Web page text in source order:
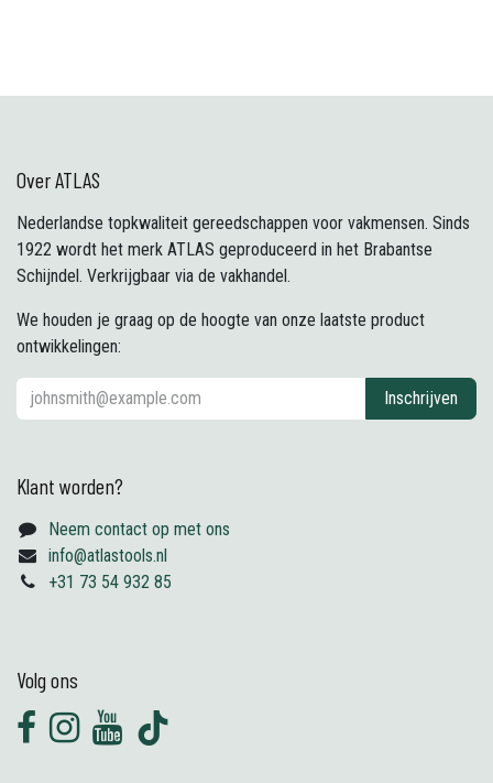
Over ATLAS
Nederlandse topkwaliteit gereedschappen voor vakmensen. Sinds
1922 wordt het merk ATLAS geproduceerd in het Brabantse
Schijndel. Verkrijgbaar via de vakhandel.
We houden je graag op de hoogte van onze laatste product
ontwikkelingen:
Inschrijven
Klant worden?
Neem contact op met ons
info@atlastools.nl
+31 73 54 932 85
Volg ons